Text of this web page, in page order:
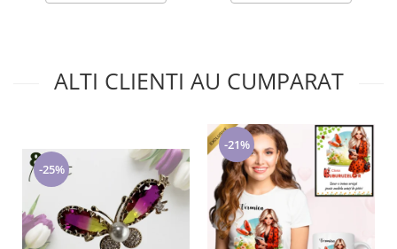
ALTI CLIENTI AU CUMPARAT
-25%
-21%